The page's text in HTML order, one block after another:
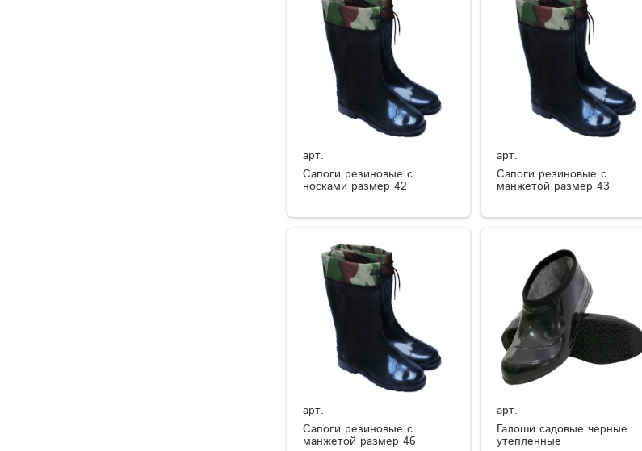
арт.
Сапоги резиновые с
носками размер 42
арт.
Сапоги резиновые с
манжетой размер 43
арт.
Сапоги резиновые с
манжетой размер 46
арт.
Галоши садовые черные
утепленные